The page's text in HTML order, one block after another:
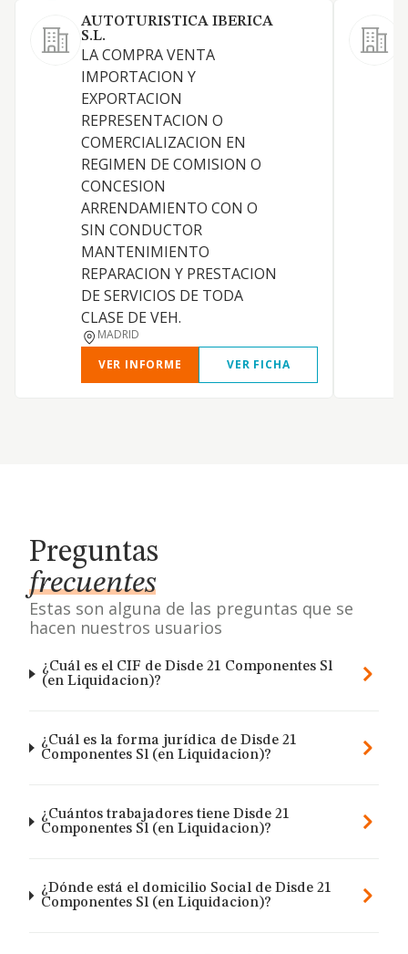
AUTOTURISTICA IBERICA
S.L.
LA COMPRA VENTA
IMPORTACION Y
EXPORTACION
REPRESENTACION O
COMERCIALIZACION EN
REGIMEN DE COMISION O
CONCESION
ARRENDAMIENTO CON O
SIN CONDUCTOR
MANTENIMIENTO
REPARACION Y PRESTACION
DE SERVICIOS DE TODA
CLASE DE VEH.
MADRID
VER INFORME
VER FICHA
Preguntas
frecuentes
Estas son alguna de las preguntas que se
hacen nuestros usuarios
¿Cuál es el CIF de Disde 21 Componentes Sl
(en Liquidacion)?
¿Cuál es la forma jurídica de Disde 21
Componentes Sl (en Liquidacion)?
¿Cuántos trabajadores tiene Disde 21
Componentes Sl (en Liquidacion)?
¿Dónde está el domicilio Social de Disde 21
Componentes Sl (en Liquidacion)?